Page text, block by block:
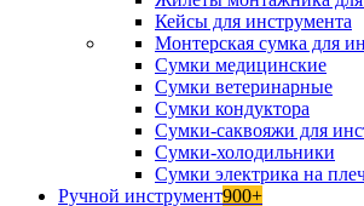
Кейсы для инструмента
Монтерская сумка для
Сумки медицинские
Сумки ветеринарные
Сумки кондуктора
Сумки-саквояжи для
Сумки-холодильники
Сумки электрика на
Ручной инструмент900+